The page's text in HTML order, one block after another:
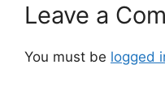
Leave a
You must be logged